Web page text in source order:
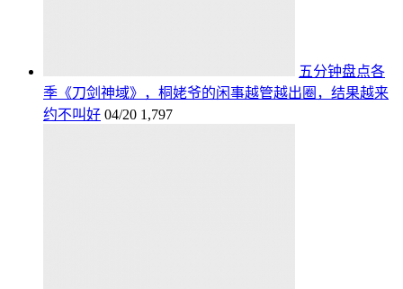
五分钟盘点各
季《刀剑神域》，桐姥爷的闲事越管越出圈，结果越来
约不叫好 04/20 1,797